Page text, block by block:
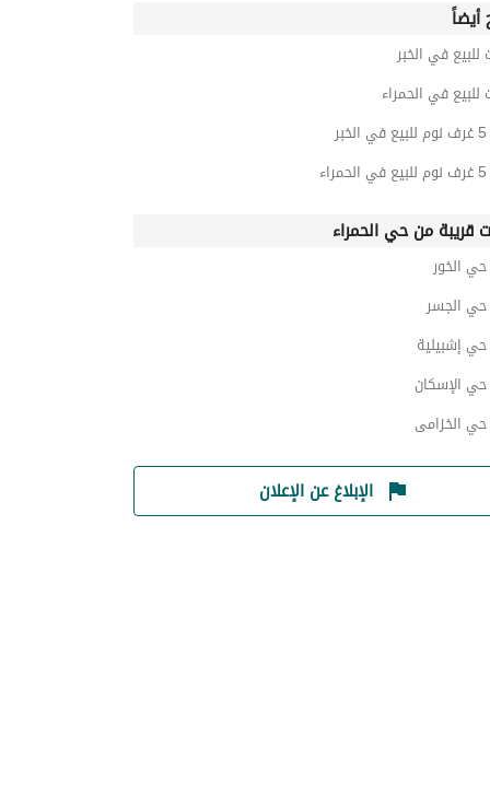
للبيع في الخبر
للبيع في الحمراء
قريبة من حي الحمراء
الخور
الجسر
إشبيلية
الإسكان
الخزامى
الإبلاغ عن الإعلان